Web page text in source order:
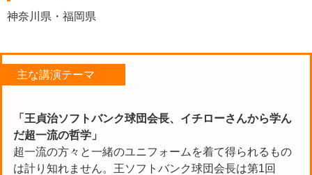
神奈川県・福岡県
主な講演テーマ
「王貞治ソフトバンク球団会長、イチローさんから学ん
だ超一流の哲学」
超一流の方々と一緒のユニフォームを着て得られるもの
は計り知れません。王ソフトバンク球団会長は第1回